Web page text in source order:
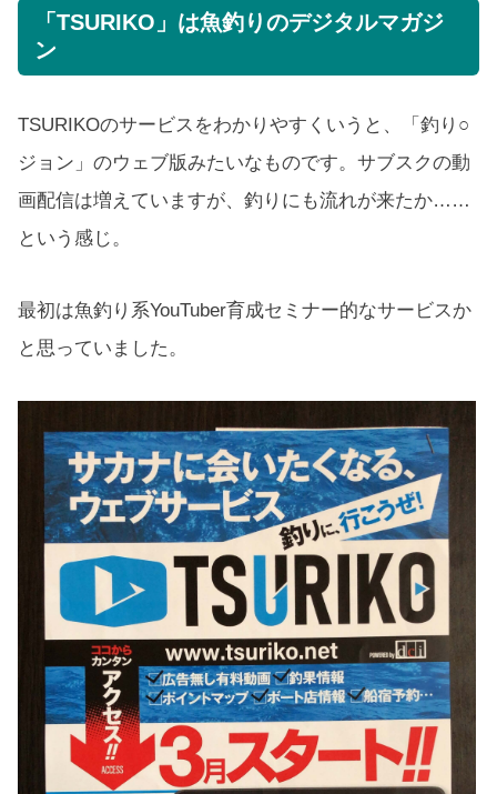
「TSURIKO」は魚釣りのデジタルマガジ
ン
TSURIKOのサービスをわかりやすくいうと、「釣り○
ジョン」のウェブ版みたいなものです。サブスクの動
画配信は増えていますが、釣りにも流れが来たか……
という感じ。
最初は魚釣り系YouTuber育成セミナー的なサービスか
と思っていました。